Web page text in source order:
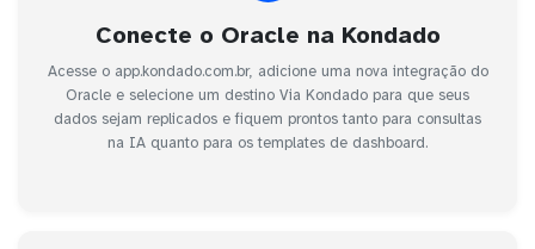
Conecte o Oracle na Kondado
Acesse o app.kondado.com.br, adicione uma nova integração do
Oracle e selecione um destino Via Kondado para que seus
dados sejam replicados e fiquem prontos tanto para consultas
na IA quanto para os templates de dashboard.